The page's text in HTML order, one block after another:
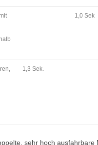
1,0 Sek
1,3 Sek.
sehr hoch